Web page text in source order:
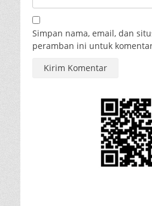
Simpan nama, email, dan
peramban ini untuk